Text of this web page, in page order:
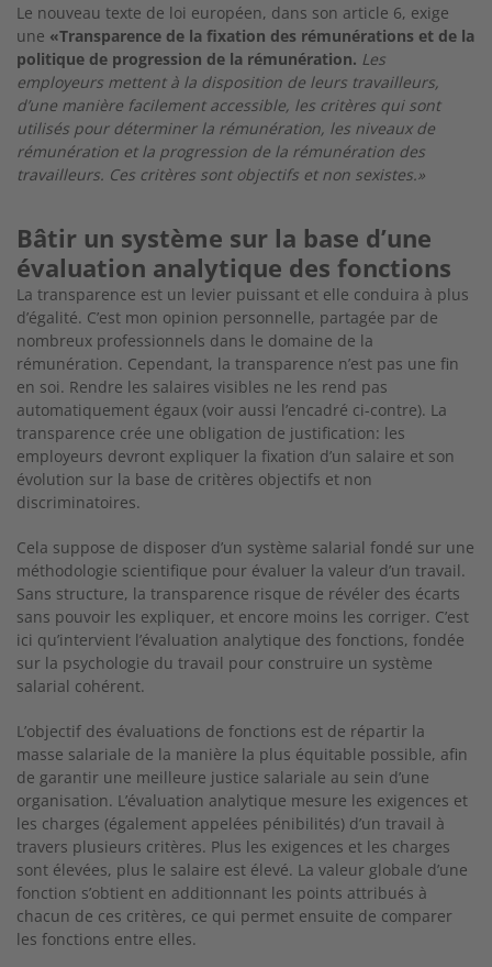
Le nouveau texte de loi européen, dans son article 6, exige
une «Transparence de la fixation des rémunérations et de la
politique de progression de la rémunération. Les
employeurs mettent à la disposition de leurs travailleurs,
d’une manière facilement accessible, les critères qui sont
utilisés pour déterminer la rémunération, les niveaux de
rémunération et la progression de la rémunération des
travailleurs. Ces critères sont objectifs et non sexistes.»
Bâtir un système sur la base d’une
évaluation analytique des fonctions
La transparence est un levier puissant et elle conduira à plus
d’égalité. C’est mon opinion personnelle, partagée par de
nombreux professionnels dans le domaine de la
rémunération. Cependant, la transparence n’est pas une fin
en soi. Rendre les salaires visibles ne les rend pas
automatiquement égaux (voir aussi l’encadré ci-contre). La
transparence crée une obligation de justification: les
employeurs devront expliquer la fixation d’un salaire et son
évolution sur la base de critères objectifs et non
discriminatoires.
Cela suppose de disposer d’un système salarial fondé sur une
méthodologie scientifique pour évaluer la valeur d’un travail.
Sans structure, la transparence risque de révéler des écarts
sans pouvoir les expliquer, et encore moins les corriger. C’est
ici qu’intervient l’évaluation analytique des fonctions, fondée
sur la psychologie du travail pour construire un système
salarial cohérent.
L’objectif des évaluations de fonctions est de répartir la
masse salariale de la manière la plus équitable possible, afin
de garantir une meilleure justice salariale au sein d’une
organisation. L’évaluation analytique mesure les exigences et
les charges (également appelées pénibilités) d’un travail à
travers plusieurs critères. Plus les exigences et les charges
sont élevées, plus le salaire est élevé. La valeur globale d’une
fonction s’obtient en additionnant les points attribués à
chacun de ces critères, ce qui permet ensuite de comparer
les fonctions entre elles.